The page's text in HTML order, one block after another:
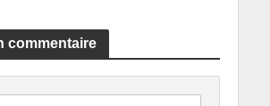
commentaire